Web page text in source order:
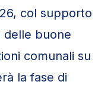
col supporto
delle buone
comunali su
la fase di